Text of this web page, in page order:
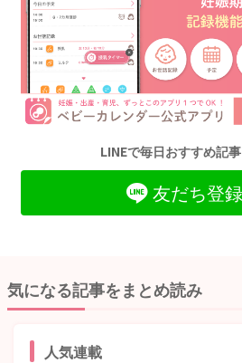
LINEで毎日おすすめ記
友だち登
気になる記事をまとめ読み
人気連載